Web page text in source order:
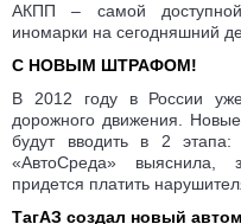
АКПП – самой доступной
иномарки на сегодняшний
С НОВЫМ ШТРАФОМ!
В 2012 году в России
дорожного движения.
будут вводить в 2
«АвтоСреда»
придется платить
ТагАЗ создал новый